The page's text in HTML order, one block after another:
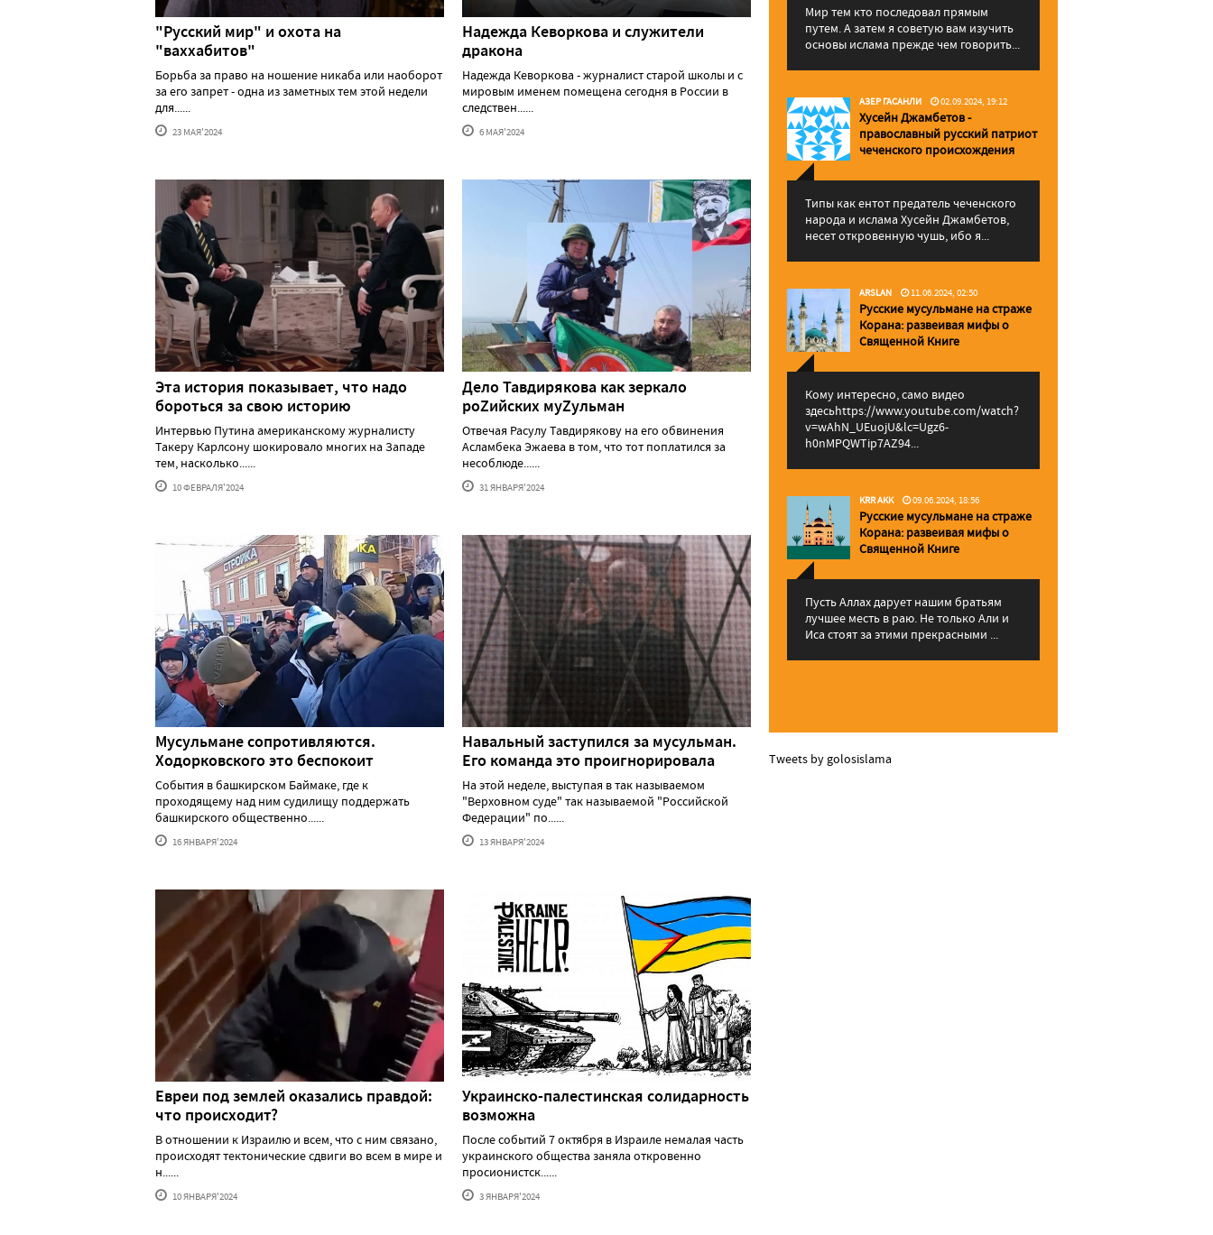
"Русский мир" и охота на
"ваххабитов"
Борьба за право на ношение никаба или наоборот
за его запрет - одна из заметных тем этой недели
для......
23 МАЯ'2024
Надежда Кеворкова и служители
дракона
Надежда Кеворкова - журналист старой школы и с
мировым именем помещена сегодня в России в
следствен......
6 МАЯ'2024
Эта история показывает, что надо
бороться за свою историю
Интервью Путина американскому журналисту
Такеру Карлсону шокировало многих на Западе
тем, насколько......
10 ФЕВРАЛЯ'2024
Дело Тавдирякова как зеркало
роZийских муZульман
Отвечая Расулу Тавдирякову на его обвинения
Асламбека Эжаева в том, что тот поплатился за
несоблюде......
31 ЯНВАРЯ'2024
Мусульмане сопротивляются.
Ходорковского это беспокоит
События в башкирском Баймаке, где к
проходящему над ним судилищу поддержать
башкирского общественно......
16 ЯНВАРЯ'2024
Навальный заступился за мусульман.
Его команда это проигнорировала
На этой неделе, выступая в так называемом
"Верховном суде" так называемой "Российской
Федерации" по......
13 ЯНВАРЯ'2024
Евреи под землей оказались правдой:
что происходит?
В отношении к Израилю и всем, что с ним связано,
происходят тектонические сдвиги во всем в мире и
н......
10 ЯНВАРЯ'2024
Украинско-палестинская солидарность
возможна
После событий 7 октября в Израиле немалая часть
украинского общества заняла откровенно
просионистск......
3 ЯНВАРЯ'2024
Мир тем кто последовал прямым
путем. А затем я советую вам изучить
основы ислама прежде чем говорить...
АЗЕР ГАСАНЛИ 02.09.2024, 19:12
Хусейн Джамбетов -
православный русский патриот
чеченского происхождения
Типы как ентот предатель чеченского
народа и ислама Хусейн Джамбетов,
несет откровенную чушь, ибо я...
ARSLAN 11.06.2024, 02:50
Русские мусульмане на страже
Корана: pазвеивая мифы о
Священной Книге
Кому интересно, само видео
здесьhttps://www.youtube.com/watch?
v=wAhN_UEuojU&lc=Ugz6-
h0nMPQWTip7AZ94...
KRR AKK 09.06.2024, 18:56
Русские мусульмане на страже
Корана: pазвеивая мифы о
Священной Книге
Пусть Аллах дарует нашим братьям
лучшее месть в раю. Не только Али и
Иса стоят за этими прекрасными ...
Tweets by golosislama